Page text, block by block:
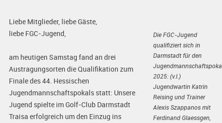
Liebe Mitglieder, liebe Gäste,
liebe FGC-Jugend,
am heutigen Samstag fand an drei
Austragungsorten die Qualifikation zum
Finale des 44. Hessischen
Jugendmannschaftspokals statt: Unsere
Jugend spielte im Golf-Club Darmstadt
Traisa erfolgreich um den Einzug ins
Die FGC-Jugend
qualifiziert sich in
Darmstadt für den
2025: (v.l.)
Jugendwartin Katrin
Reising und Trainer
Alexis Szappanos mit
Ferdinand Glaessgen,